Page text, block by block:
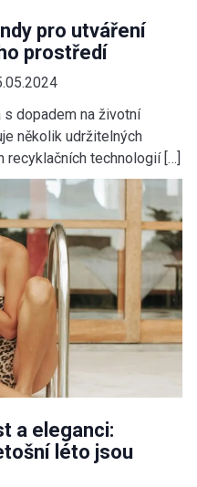
pro utváření
prostředí
dopadem na životní
několik udržitelných
recyklačních technologií […]
a eleganci:
léto jsou